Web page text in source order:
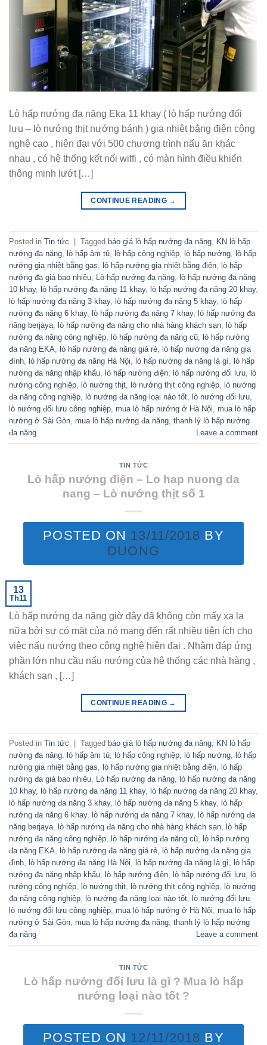
Lò hấp nướng đa năng Eka 11 khay ( lò hấp nướng đối
lưu – lò nướng thịt nướng bánh ) gia nhiệt bằng điện công
nghệ cao , hiện đại với 500 chương trình nấu ăn khác
nhau , có hệ thống kết nối wiffi , có màn hình điều khiển
thông minh lướt […]
CONTINUE READING →
Posted in Tin tức | Tagged báo giá lò hấp nướng đa năng KN lò hấp
nướng đa năng lò hấp âm tủ lò hấp công nghiệp lò hấp nướng lò hấp
nướng gia nhiệt bằng gas lò hấp nướng gia nhiệt bằng điện lò hấp
nướng đa giá bao nhiêu Lò hấp nướng đa năng lò hấp nướng đa năng
10 khay, lò hấp nướng đa năng 11 khay, lò hấp nướng đa năng 20 khay,
lò hấp nướng đa năng 3 khay, lò hấp nướng đa năng 5 khay, lò hấp
nướng đa năng 6 khay, lò hấp nướng đa năng 7 khay, lò hấp nướng đa
năng berjaya lò hấp nướng đa năng cho nhà hàng khách sạn lò hấp
nướng đa năng công nghiệp lò hấp nướng đa năng cũ lò hấp nướng
đa năng EKA lò hấp nướng đa năng giá rẻ lò hấp nướng đa năng gia
đình lò hấp nướng đa năng Hà Nội lò hấp nướng đa năng là gì lò hấp
nướng đa năng nhập khẩu lò hấp nướng điện lò hấp nướng đối lưu lò
nướng công nghiệp lò nướng thịt lò nướng thịt công nghiệp lò nướng
đa năng công nghiệp lò nướng đa năng loại nào tốt lò nướng đối lưu
lò nướng đối lưu công nghiệp mua lò hấp nướng ở Hà Nội mua lò hấp
nướng ở Sài Gòn mua lò hấp nướng đa năng thanh lý lò hấp nướng
đa năng
Leave a comment
TIN TỨC
Lò hấp nướng điện – Lo hap nuong da
nang – Lò nướng thịt số 1
POSTED ON 13/11/2018 BY
DUONG
13
Th11
Lò hấp nướng đa năng giờ đây đã không còn mấy xa lạ
nữa bởi sự có mặt của nó mang đến rất nhiều tiện ích cho
việc nấu nướng theo công nghệ hiện đại . Nhằm đáp ứng
phần lớn nhu cầu nấu nướng của hệ thống các nhà hàng ,
khách sạn , […]
CONTINUE READING →
Posted in Tin tức Tagged báo giá lò hấp nướng đa năng, KN lò hấp
nướng đa năng, lò hấp âm tủ, lò hấp công nghiệp, lò hấp nướng, lò hấp
nướng gia nhiệt bằng gas, lò hấp nướng gia nhiệt bằng điện, lò hấp
nướng đa giá bao nhiêu, Lò hấp nướng đa năng, lò hấp nướng đa năng
10 khay, lò hấp nướng đa năng 11 khay, lò hấp nướng đa năng 20 khay,
lò hấp nướng đa năng 3 khay, lò hấp nướng đa năng 5 khay, lò hấp
nướng đa năng 6 khay, lò hấp nướng đa năng 7 khay, lò hấp nướng đa
năng berjaya, lò hấp nướng đa năng cho nhà hàng khách sạn, lò hấp
nướng đa năng công nghiệp, lò hấp nướng đa năng cũ, lò hấp nướng
đa năng EKA, lò hấp nướng đa năng giá rẻ, lò hấp nướng đa năng gia
đình, lò hấp nướng đa năng Hà Nội, lò hấp nướng đa năng là gì, lò hấp
nướng đa năng nhập khẩu, lò hấp nướng điện, lò hấp nướng đối lưu, lò
nướng công nghiệp, lò nướng thịt, lò nướng thịt công nghiệp, lò nướng
đa năng công nghiệp, lò nướng đa năng loại nào tốt, lò nướng đối lưu,
lò nướng đối lưu công nghiệp, mua lò hấp nướng ở Hà Nội, mua lò hấp
nướng ở Sài Gòn, mua lò hấp nướng đa năng, thanh lý lò hấp nướng
đa năng
Leave a comment
TIN TỨC
Lò hấp nướng đối lưu là gì ? Mua lò hấp
nướng loại nào tốt ?
POSTED ON 12/11/2018 BY